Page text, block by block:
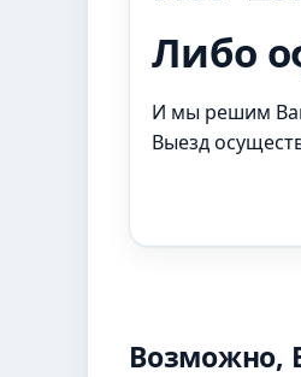
Либо
И мы решим
Выезд
Возможно,